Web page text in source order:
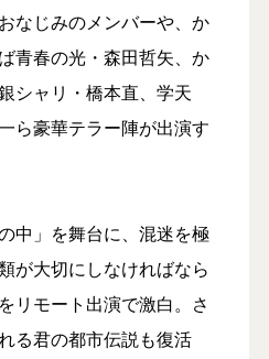
なじみのメンバーや、か
青春の光・森田哲矢、か
シャリ・橋本直、学天
ら豪華テラー陣が出演す
中」を舞台に、混迷を極
が大切にしなければなら
リモート出演で激白。さ
る君の都市伝説も復活